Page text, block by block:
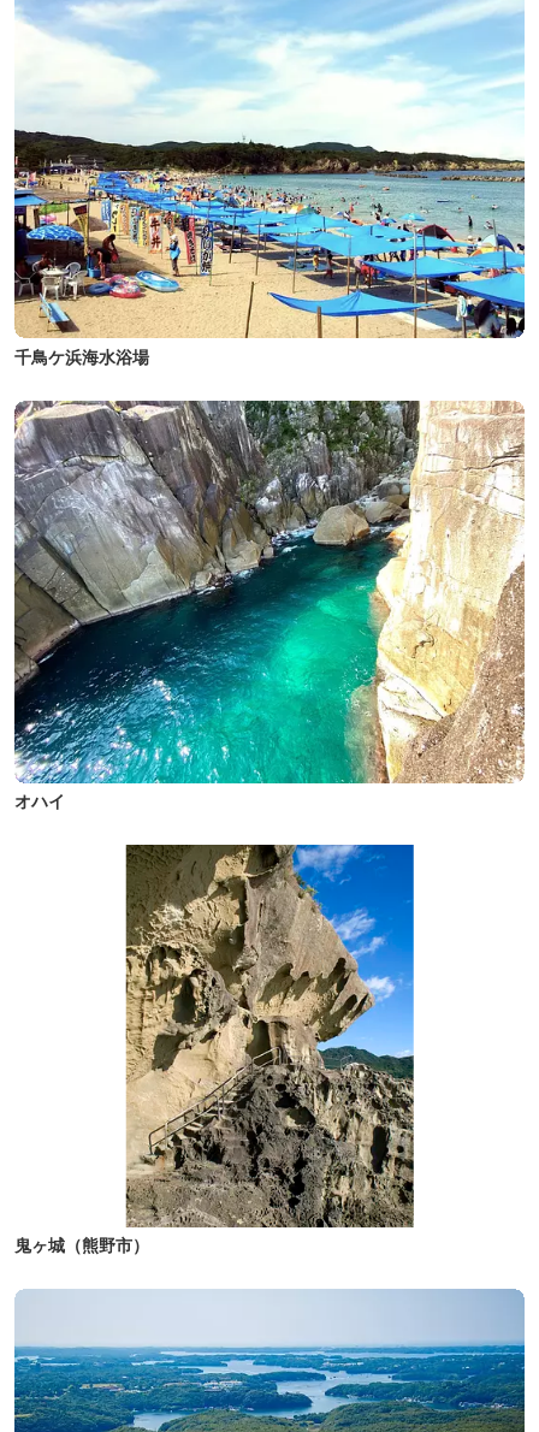
千鳥ケ浜海水浴場
オハイ
鬼ヶ城（熊野市）